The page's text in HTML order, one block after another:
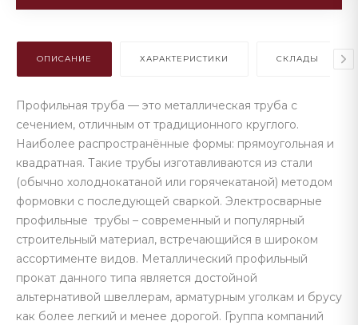
ОПИСАНИЕ ХАРАКТЕРИСТИКИ СКЛАДЫ
Профильная труба — это металлическая труба с
сечением, отличным от традиционного круглого.
Наиболее распространённые формы: прямоугольная и
квадратная. Такие трубы изготавливаются из стали
(обычно холоднокатаной или горячекатаной) методом
формовки с последующей сваркой. Электросварные
профильные трубы – современный и популярный
строительный материал, встречающийся в широком
ассортименте видов. Металлический профильный
прокат данного типа является достойной
альтернативой швеллерам, арматурным уголкам и брусу
как более легкий и менее дорогой. Группа компаний